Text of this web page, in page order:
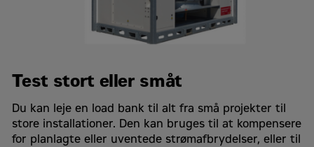
Test stort eller småt
Du kan leje en load bank til alt fra små projekter til
store installationer. Den kan bruges til at kompensere
for planlagte eller uventede strømafbrydelser, eller til